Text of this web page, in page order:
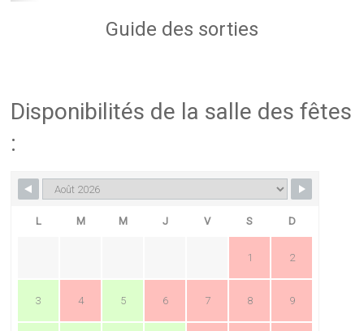
Guide des sorties
Disponibilités de la salle des fêtes
:
L M M J V S D
1 2
3 4 5 6 7 8 9